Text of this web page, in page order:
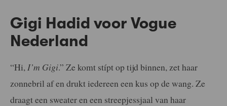
Gigi Hadid voor Vogue
Nederland
“Hi, I’m Gigi.” Ze komt stípt op tijd binnen, zet haar
zonnebril af en drukt iedereen een kus op de wang. Ze
draagt een sweater en een streepjessjaal van haar